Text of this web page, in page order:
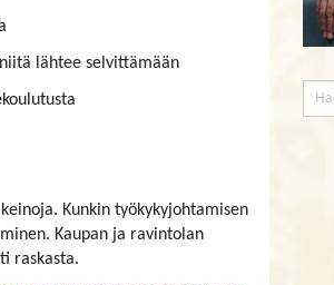
lähtee selvittämään
Kunkin työkykyjohtamisen
Kaupan ja ravintolan
raskasta.